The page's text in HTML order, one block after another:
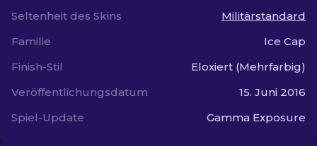
Seltenheit des Skins
Militärstandard
Familie
Ice Cap
Finish-Stil
Eloxiert (Mehrfarbig)
Veröffentlichungsdatum
15. Juni 2016
Spiel-Update
Gamma Exposure